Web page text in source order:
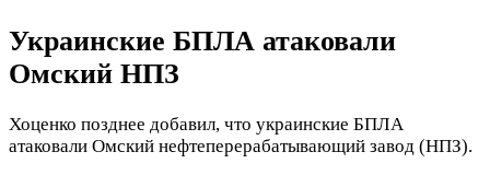
Украинские БПЛА атаковали
Омский НПЗ
Хоценко позднее добавил, что украинские БПЛА
атаковали Омский нефтеперерабатывающий завод (НПЗ).